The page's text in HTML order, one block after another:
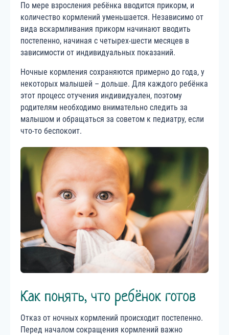
По мере взросления ребёнка вводится прикорм, и
количество кормлений уменьшается. Независимо от
вида вскармливания прикорм начинают вводить
постепенно, начиная с четырех-шести месяцев в
зависимости от индивидуальных показаний.
Ночные кормления сохраняются примерно до года, у
некоторых малышей – дольше. Для каждого ребёнка
этот процесс отучения индивидуален, поэтому
родителям необходимо внимательно следить за
малышом и обращаться за советом к педиатру, если
что-то беспокоит.
Как понять, что ребёнок готов
Отказ от ночных кормлений происходит постепенно.
Перед началом сокращения кормлений важно